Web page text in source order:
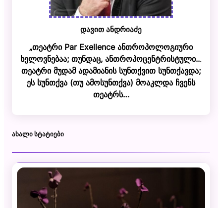
დავით ანდრიაძე
„თეატრი Par Exellence ანთროპოლოგიური
ხელოვნებაა; თუნდაც, ანთროპოცენტრისტული...
თეატრი მუდამ ადამიანის სუნთქვით სუნთქავდა;
ეს სუნთქვა (თუ ამოსუნთქვა) მოაკლდა ჩვენს
თეატრს…
ᲐᲮᲐᲚᲘ ᲡᲢᲐᲢᲘᲔᲑᲘ